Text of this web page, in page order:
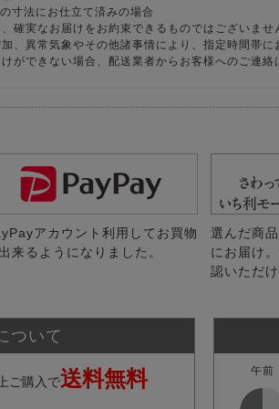
寸法にお仕立て済みの場合
確実なお届けをお約束できるものではございま
、異常気象やその他諸事情により、指定時間帯
ができない場合、配送業者からお客様へのご連絡
アカウント利用してお買物
来るようになりました。
選んだ商
にお届け
認いただけ
ついて
ご購入で送料無料 午前